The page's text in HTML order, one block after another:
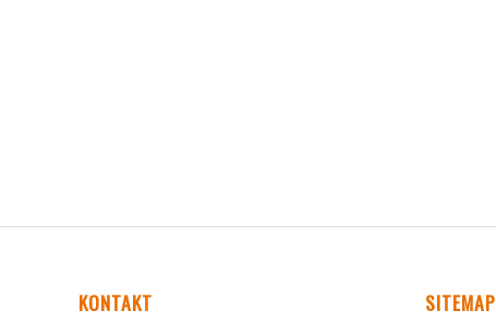
KONTAKT SITEMAP